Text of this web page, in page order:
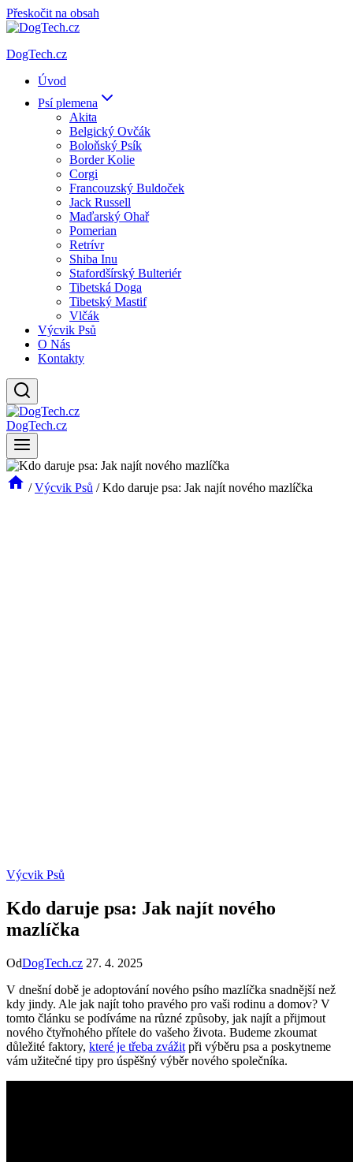
Přeskočit na obsah
DogTech.cz
Úvod
Psí plemena
Akita
Belgický Ovčák
Boloňský Psík
Border Kolie
Corgi
Francouzský Buldoček
Jack Russell
Maďarský Ohař
Pomerian
Retrívr
Shiba Inu
Stafordšírský Bulteriér
Tibetská Doga
Tibetský Mastif
Vlčák
Výcvik Psů
O Nás
Kontakty
DogTech.cz
/ Výcvik Psů / Kdo daruje psa: Jak najít nového mazlíčka
Výcvik Psů
Kdo daruje psa: Jak najít nového
mazlíčka
OdDogTech.cz 27. 4. 2025
V dnešní době je adoptování nového psího mazlíčka snadnější než
kdy jindy. Ale jak najít toho pravého pro vaši rodinu a domov? V
tomto článku se podíváme na různé způsoby, jak najít a přijmout
nového čtyřnohého přítele do vašeho života. Budeme zkoumat
důležité faktory, které je třeba zvážit při výběru psa a poskytneme
vám užitečné tipy pro úspěšný výběr nového společníka.